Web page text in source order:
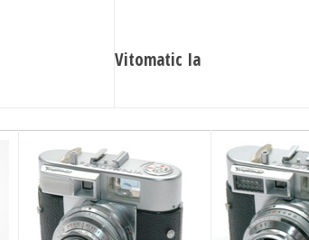
Vitomatic Ia